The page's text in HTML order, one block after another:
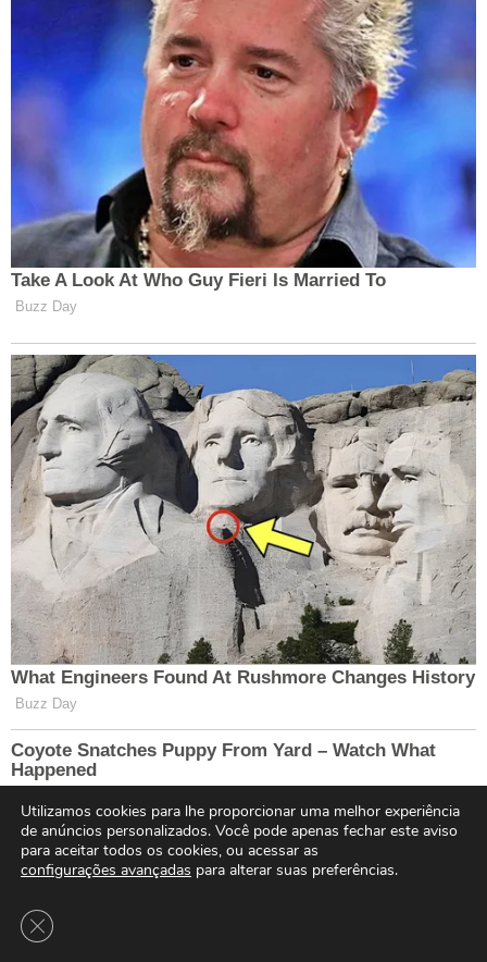
Utilizamos cookies para lhe proporcionar uma melhor experiência
de anúncios personalizados. Você pode apenas fechar este aviso
para aceitar todos os cookies, ou acessar as
configurações avançadas para alterar suas preferências.
Close GDPR Cookie Banner